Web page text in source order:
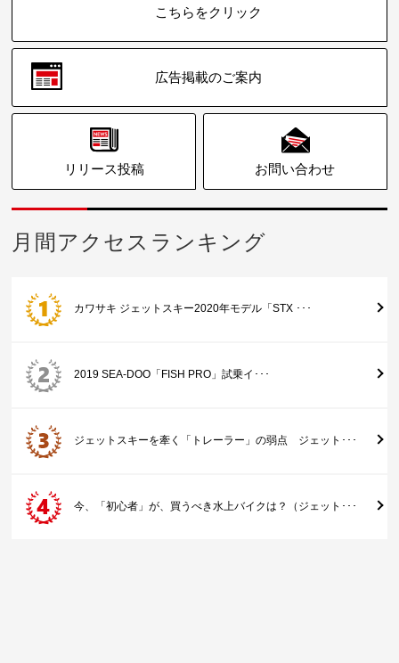
こちらをクリック
広告掲載のご案内
リリース投稿 お問い合わせ
月間アクセスランキング
カワサキ ジェットスキー2020年モデル「STX ･･･
2019 SEA-DOO「FISH PRO」試乗イ･･･
ジェットスキーを牽く「トレーラー」の弱点 ジェット･･･
今、「初心者」が、買うべき水上バイクは？（ジェット･･･